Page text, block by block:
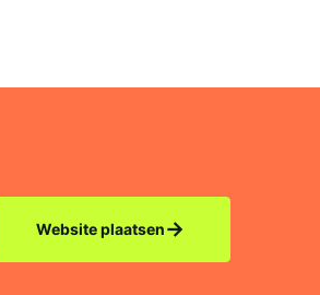
Website plaatsen→